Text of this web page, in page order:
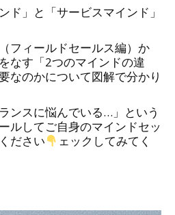
ド」と「サービスマインド」
フィールドセールス編）か
なす「2つのマインドの違
なのかについて図解で分かり
ンスに悩んでいる…」という
ルしてご自身のマインドセッ
ださい
ェックしてみてく